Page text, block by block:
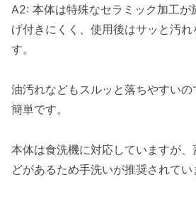
A2: 本体は特殊なセラミック加工が
げ付きにくく、使用後はサッと汚れ
す。
油汚れなどもスルッと落ちやすい
簡単です。
本体は食洗機に対応していますが
どがあるため手洗いが推奨されてい